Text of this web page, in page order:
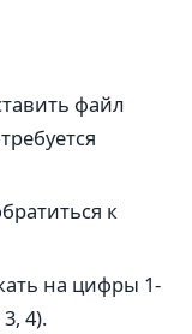
файл
к
на цифры 1-
4).